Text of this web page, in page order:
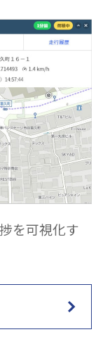
を可視化す